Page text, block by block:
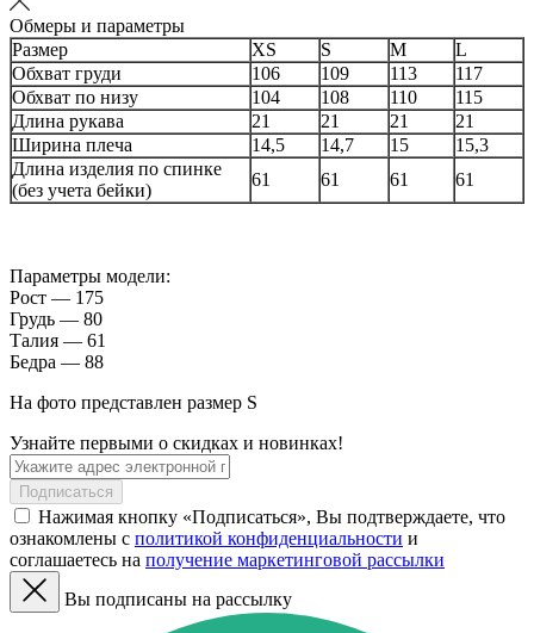
Обмеры и параметры
Размер
XS S M
L
Обхват груди
106 109 113
117
Обхват по низу
104 108 110
115
Длина рукава
21 21 21
21
Ширина плеча
14,5 14,7 15
15,3
Длина изделия по спинке
(без учета бейки)
61 61 61 61
Параметры модели:
Рост — 175
Грудь — 80
Талия — 61
Бедра — 88
На фото представлен размер S
Узнайте первыми о скидках и новинках!
Подписаться
Нажимая кнопку «Подписаться», Вы подтверждаете, что
ознакомлены с политикой конфиденциальности и
соглашаетесь на получение маркетинговой рассылки
Вы подписаны на рассылку